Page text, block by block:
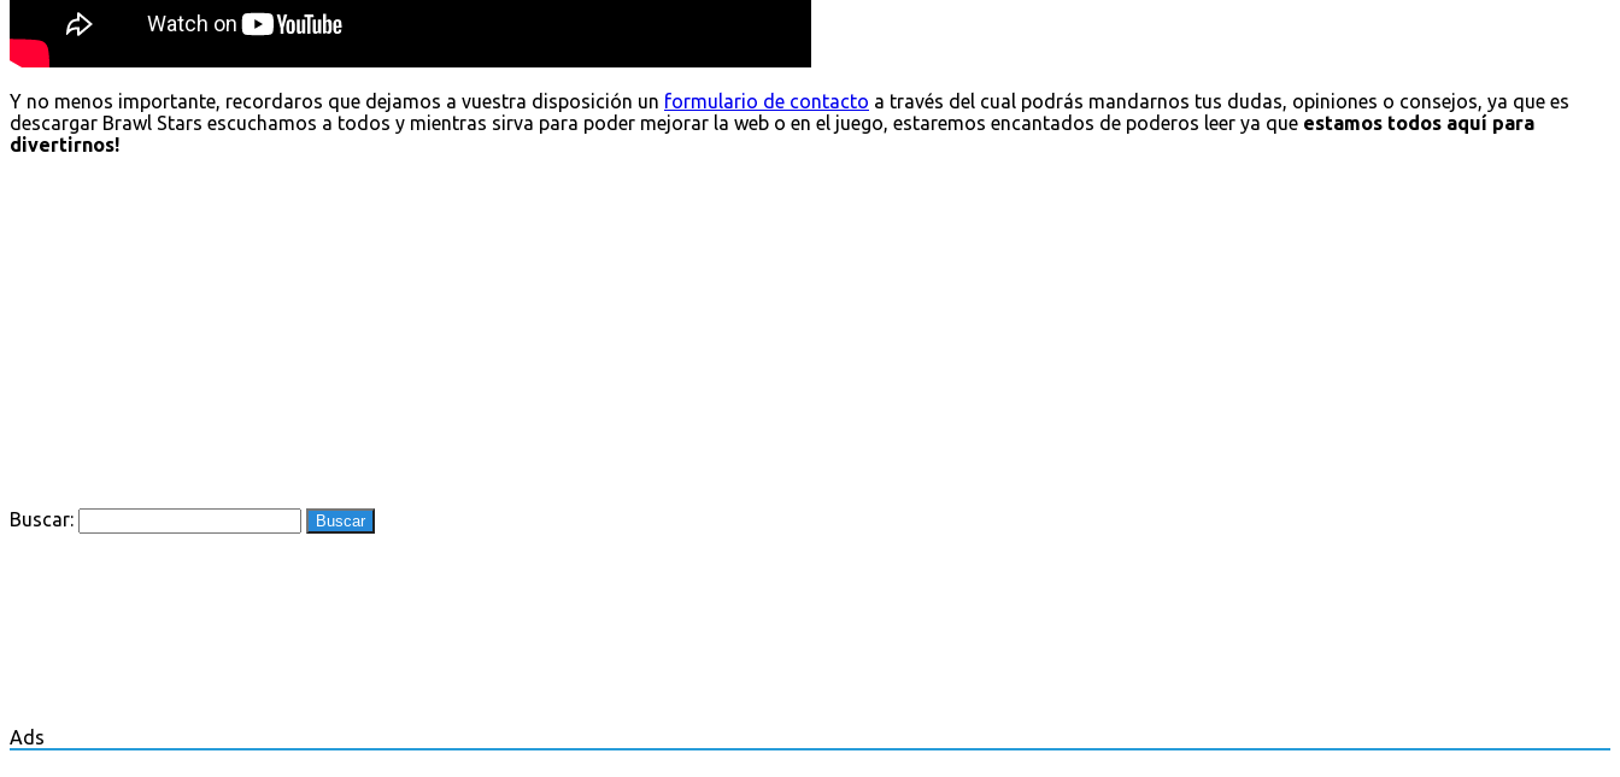
Y no menos importante, recordaros que dejamos a vuestra disposición un formulario de contacto a través del cual podrás mandarnos tus dudas, opiniones o consejos, ya que es
descargar Brawl Stars escuchamos a todos y mientras sirva para poder mejorar la web o en el juego, estaremos encantados de poderos leer ya que estamos todos aquí para
divertirnos!
Buscar:
Ads